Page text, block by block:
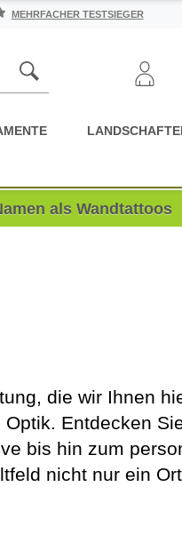
MEHRFACHER TESTSIEGER
als Wandtattoos
die wir Ihnen
Entdecken
bis hin zum
nicht nur ein